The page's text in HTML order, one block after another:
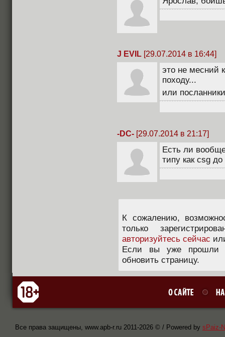
J EVIL [29.07.2014 в 16:44]
это не месний
походу...
или
-DC- [29.07.2014 в 21:17]
Есть ли
типу как csg
К сожалению,
только
авторизуйтесь сейчас
Если вы уже прошли
обновить страницу.
Все права защищены, www.apb-r.ru 2011-2026 © / Powered by sPaiz-